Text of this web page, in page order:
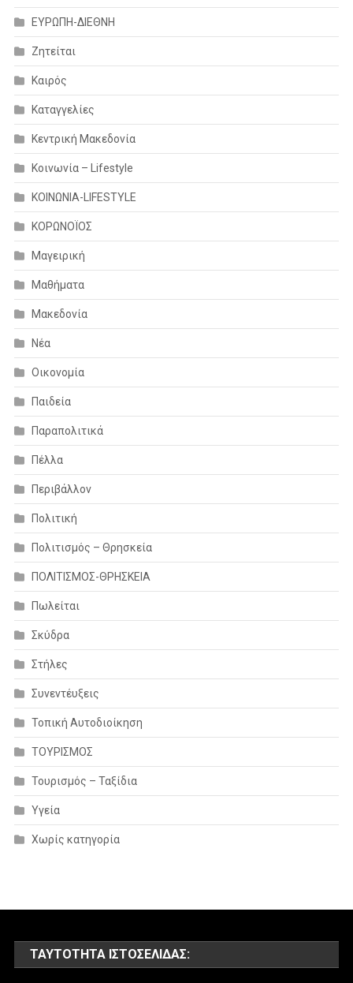
ΕΥΡΩΠΗ-ΔΙΕΘΝΗ
Ζητείται
Καιρός
Καταγγελίες
Κεντρική Μακεδονία
Κοινωνία – Lifestyle
ΚΟΙΝΩΝΙΑ-LIFESTYLE
ΚΟΡΩΝΟΪΟΣ
Μαγειρική
Μαθήματα
Μακεδονία
Νέα
Οικονομία
Παιδεία
Παραπολιτικά
Πέλλα
Περιβάλλον
Πολιτική
Πολιτισμός – Θρησκεία
ΠΟΛΙΤΙΣΜΟΣ-ΘΡΗΣΚΕΙΑ
Πωλείται
Σκύδρα
Στήλες
Συνεντέυξεις
Τοπική Αυτοδιοίκηση
ΤΟΥΡΙΣΜΟΣ
Τουρισμός – Ταξίδια
Υγεία
Χωρίς κατηγορία
ΤΑΥΤΌΤΗΤΑ ΙΣΤΟΣΕΛΊΔΑΣ: